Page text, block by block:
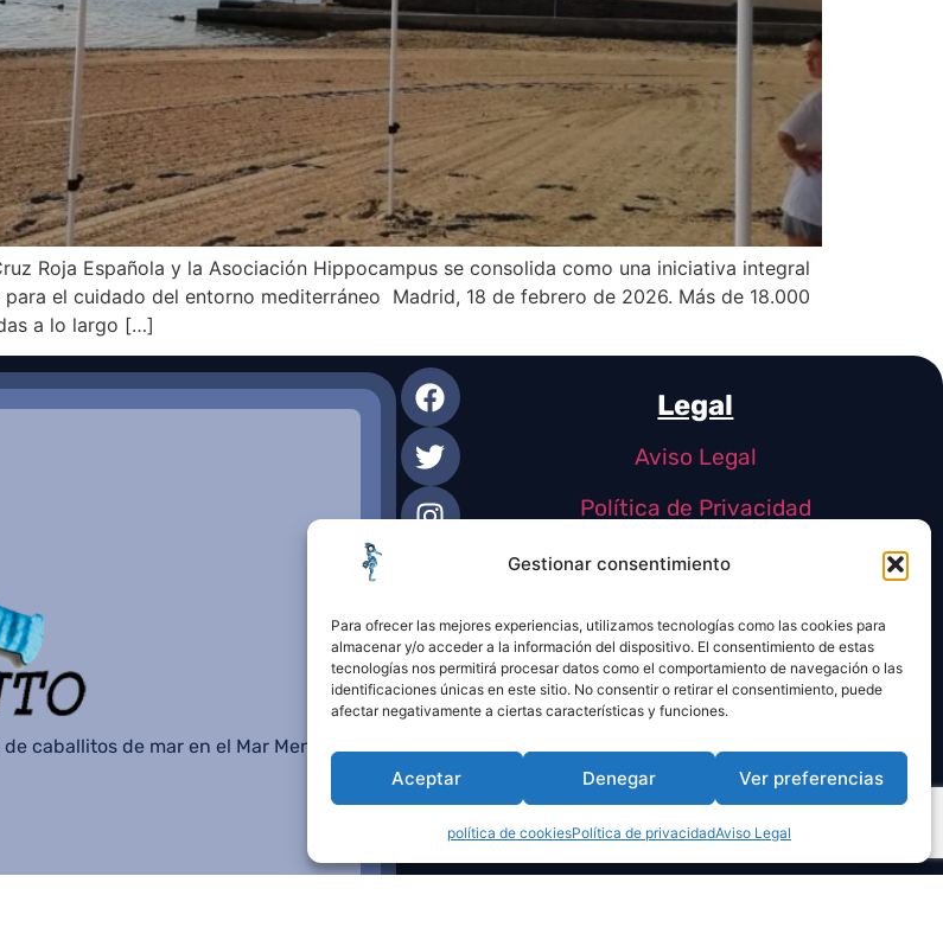
Gestionar consentimiento
Para ofrecer las mejores experiencias, utilizamos tecnologías como las cookies para
almacenar y/o acceder a la información del dispositivo. El consentimiento de estas
tecnologías nos permitirá procesar datos como el comportamiento de navegación o las
identificaciones únicas en este sitio. No consentir o retirar el consentimiento, puede
afectar negativamente a ciertas características y funciones.
Aceptar Denegar Ver preferencias
política de cookiesPolítica de privacidadAviso Legal
Roja Española y la Asociación Hippocampus se consolida como una iniciativa integral
el cuidado del entorno mediterráneo Madrid, 18 de febrero de 2026. Más de 18.000
a lo largo […]
caballitos de mar en el Mar Menor o
Legal
Aviso Legal
Política de Privacidad
Política de Cookies